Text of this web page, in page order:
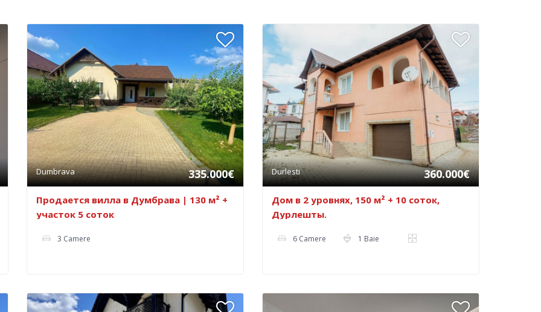
Dumbrava 335.000€
Продается вилла в Думбрава | 130 м² +
участок 5 соток
3 Camere
Durlesti 360.000€
Дом в 2 уровнях, 150 м² + 10 соток,
Дурлешты.
6 Camere 1 Baie